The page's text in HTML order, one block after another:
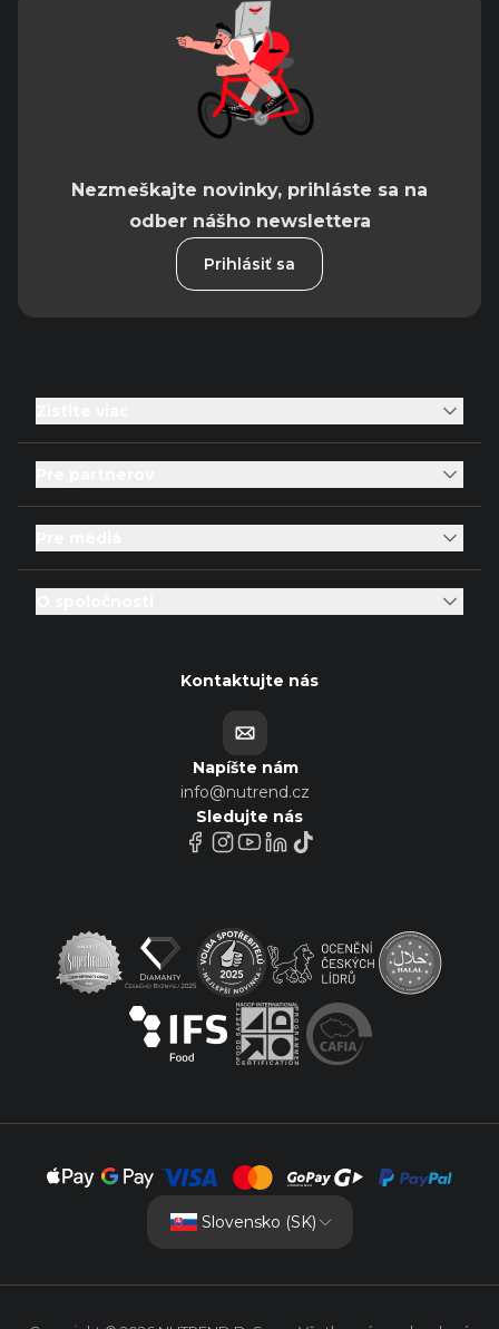
Nezmeškajte novinky, prihláste sa na
odber nášho newslettera
Prihlásiť sa
Kontaktujte nás
Napíšte nám
info@nutrend.cz
Sledujte nás
Slovensko (SK)